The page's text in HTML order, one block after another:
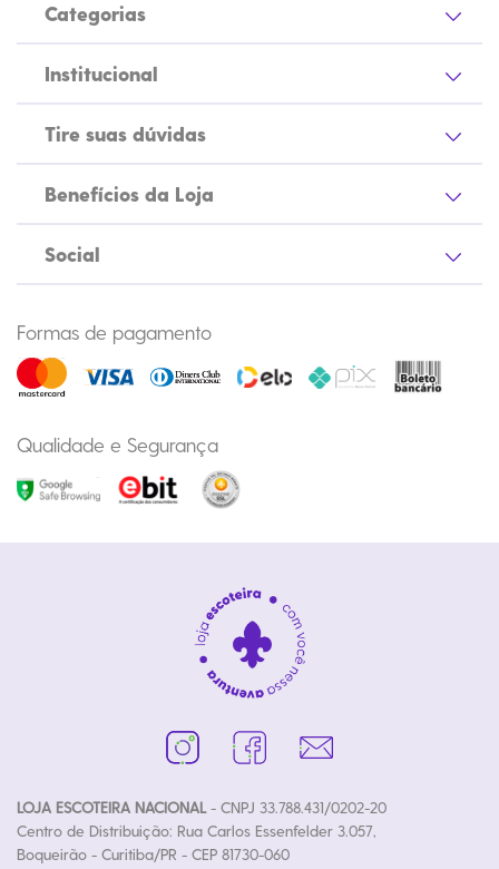
Categorias
Institucional
Tire suas dúvidas
Benefícios da Loja
Social
Formas de pagamento
Qualidade e Segurança
LOJA ESCOTEIRA NACIONAL- CNPJ 33.788.431/0202-20
Centro de Distribuição: Rua Carlos Essenfelder 3.057,
Boqueirão - Curitiba/PR - CEP 81730-060